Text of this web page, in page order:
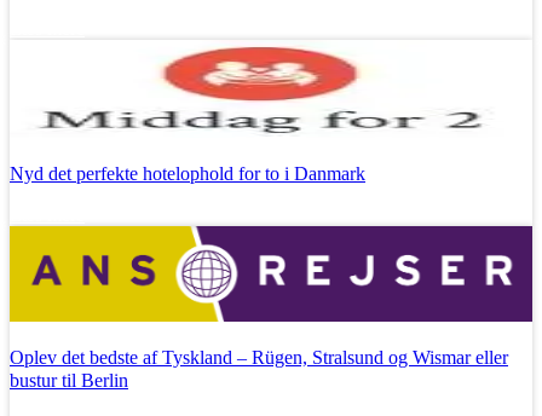
Nyd det perfekte hotelophold for to i Danmark
Oplev det bedste af Tyskland – Rügen, Stralsund og Wismar eller
bustur til Berlin